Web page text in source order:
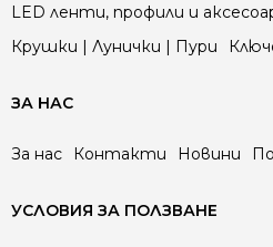
LED ленти, профили и
Крушки | Лунички | Пури
ЗА НАС
За нас Контакти Новини
УСЛОВИЯ ЗА ПОЛЗВАНЕ